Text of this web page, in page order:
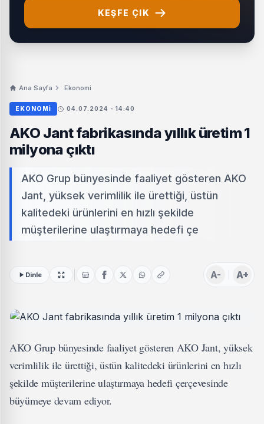
KEŞFE ÇIK
Ana Sayfa Ekonomi
EKONOMI 04.07.2024 - 14:40
AKO Jant fabrikasında yıllık üretim 1
milyona çıktı
AKO Grup bünyesinde faaliyet gösteren AKO
Jant, yüksek verimlilik ile ürettiği, üstün
kalitedeki ürünlerini en hızlı şekilde
müşterilerine ulaştırmaya hedefi çe
Dinle A- A+
AKO Grup bünyesinde faaliyet gösteren AKO Jant, yüksek
verimlilik ile ürettiği, üstün kalitedeki ürünlerini en hızlı
şekilde müşterilerine ulaştırmaya hedefi çerçevesinde
büyümeye devam ediyor.